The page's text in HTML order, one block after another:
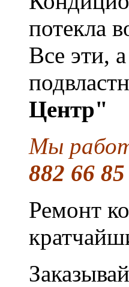
потекла
Все эти,
Центр"
Мы
882 66 85
Ремонт